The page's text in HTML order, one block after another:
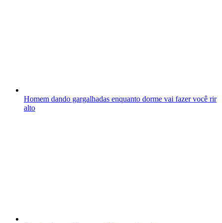
Homem dando gargalhadas enquanto dorme vai fazer você rir
alto